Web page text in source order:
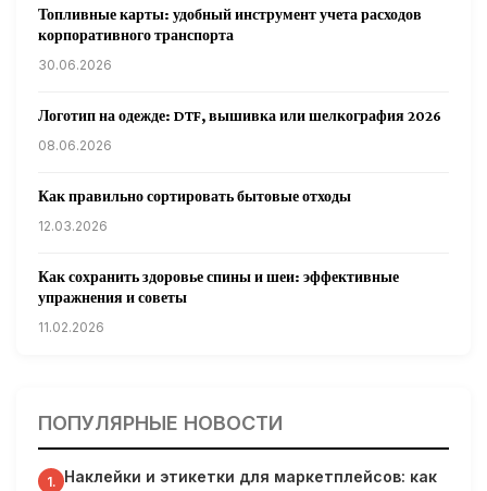
Топливные карты: удобный инструмент учета расходов
корпоративного транспорта
30.06.2026
Логотип на одежде: DTF, вышивка или шелкография 2026
08.06.2026
Как правильно сортировать бытовые отходы
12.03.2026
Как сохранить здоровье спины и шеи: эффективные
упражнения и советы
11.02.2026
31.01.2026
Гарвардские ученые обнаружили сеть лимфатических
ПОПУЛЯРНЫЕ НОВОСТИ
1. Наклейки и этикетки для маркетплейсов: как